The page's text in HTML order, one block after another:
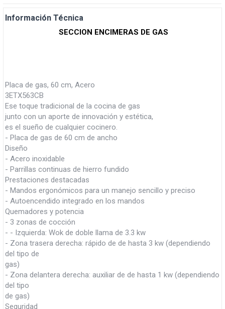
Información Técnica
SECCION ENCIMERAS DE GAS
Placa de gas, 60 cm, Acero
3ETX563CB
Ese toque tradicional de la cocina de gas
junto con un aporte de innovación y estética,
es el sueño de cualquier cocinero.
- Placa de gas de 60 cm de ancho
Diseño
- Acero inoxidable
- Parrillas continuas de hierro fundido
Prestaciones destacadas
- Mandos ergonómicos para un manejo sencillo y preciso
- Autoencendido integrado en los mandos
Quemadores y potencia
- 3 zonas de cocción
- - Izquierda: Wok de doble llama de 3.3 kw
- Zona trasera derecha: rápido de de hasta 3 kw (dependiendo
del tipo de
gas)
- Zona delantera derecha: auxiliar de de hasta 1 kw (dependiendo
del tipo
de gas)
Seguridad